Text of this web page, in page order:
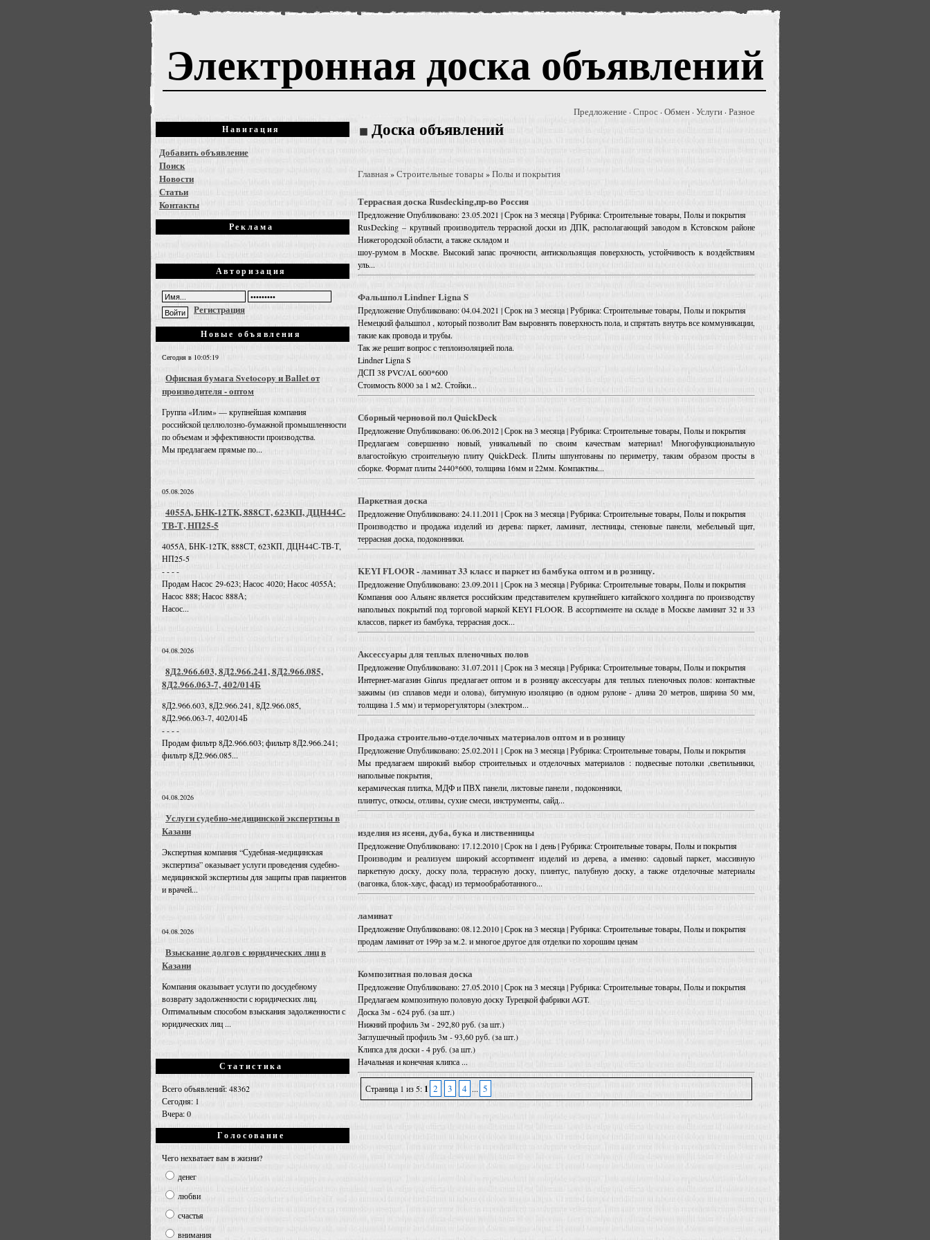
Электронная доска объявлений
Навигация
Добавить объявление
Поиск
Новости
Статьи
Контакты
Реклама
Авторизация
Регистрация
Новые объявления
Сегодня в 10:05:19
Офисная бумага Svetocopy и Ballet от
производителя - оптом
Группа «Илим» — крупнейшая компания
российской целлюлозно-бумажной промышленности
по объемам и эффективности производства.
Мы предлагаем прямые по...
05.08.2026
4055А, БНК-12ТК, 888СТ, 623КП, ДЦН44С-
ТВ-Т, НП25-5
4055А, БНК-12ТК, 888СТ, 623КП, ДЦН44С-ТВ-Т,
НП25-5
- - - -
Продам Насос 29-623; Насос 4020; Насос 4055А;
Насос 888; Насос 888А;
Насос...
04.08.2026
8Д2.966.603, 8Д2.966.241, 8Д2.966.085,
8Д2.966.063-7, 402/014Б
8Д2.966.603, 8Д2.966.241, 8Д2.966.085,
8Д2.966.063-7, 402/014Б
- - - -
Продам фильтр 8Д2.966.603; фильтр 8Д2.966.241;
фильтр 8Д2.966.085...
04.08.2026
Услуги судебно-медицинской экспертизы в
Казани
Экспертная компания “Судебная-медицинская
экспертиза” оказывает услуги проведения судебно-
медицинской экспертизы для защиты прав пациентов
и врачей...
04.08.2026
Взыскание долгов с юридических лиц в
Казани
Компания оказывает услуги по досудебному
возврату задолженности с юридических лиц.
Оптимальным способом взыскания задолженности с
юридических лиц ...
Статистика
Всего объявлений: 48362
Сегодня: 1
Вчера: 0
Голосование
Чего нехватает вам в жизни?
денег
любви
счастья
внимания
Доска объявлений
Предложение · Спрос · Обмен · Услуги · Разное
Главная»Строительные товары»Полы и покрытия
Террасная доска Rusdecking,пр-во Россия
ПредложениеОпубликовано: 23.05.2021 | Срок на 3 месяца | Рубрика: Строительные товары, Полы и покрытия
RusDecking – крупный производитель террасной доски из ДПК, располагающий заводом в Кстовском районе
Нижегородской области, а также складом и
шоу-румом в Москве. Высокий запас прочности, антискользящая поверхность, устойчивость к воздействиям
уль...
Фальшпол Lindner Ligna S
ПредложениеОпубликовано: 04.04.2021 | Срок на 3 месяца | Рубрика: Строительные товары, Полы и покрытия
Немецкий фальшпол , который позволит Вам выровнять поверхность пола, и спрятать внутрь все коммуникации,
такие как провода и трубы.
Так же решит вопрос с теплоизоляцией пола.
Lindner Ligna S
ДСП 38 PVC/AL 600*600
Стоимость 8000 за 1 м2. Стойки...
Сборный черновой пол QuickDeck
ПредложениеОпубликовано: 06.06.2012 | Срок на 3 месяца | Рубрика: Строительные товары, Полы и покрытия
Предлагаем совершенно новый, уникальный по своим качествам материал! Многофункциональную
влагостойкую строительную плиту QuickDeck. Плиты шпунтованы по периметру, таким образом просты в
сборке. Формат плиты 2440*600, толщина 16мм и 22мм. Компактны...
Паркетная доска
ПредложениеОпубликовано: 24.11.2011 | Срок на 3 месяца | Рубрика: Строительные товары, Полы и покрытия
Производство и продажа изделий из дерева: паркет, ламинат, лестницы, стеновые панели, мебельный щит,
террасная доска, подоконники.
KEYI FLOOR - ламинат 33 класс и паркет из бамбука оптом и в розницу.
ПредложениеОпубликовано: 23.09.2011 | Срок на 3 месяца | Рубрика: Строительные товары, Полы и покрытия
Компания ооо Альянс является российским представителем крупнейшего китайского холдинга по производству
напольных покрытий под торговой маркой KEYI FLOOR. В ассортименте на складе в Москве ламинат 32 и 33
классов, паркет из бамбука, террасная доск...
Аксессуары для теплых пленочных полов
ПредложениеОпубликовано: 31.07.2011 | Срок на 3 месяца | Рубрика: Строительные товары, Полы и покрытия
Интернет-магазин Ginrus предлагает оптом и в розницу аксессуары для теплых пленочных полов: контактные
зажимы (из сплавов меди и олова), битумную изоляцию (в одном рулоне - длина 20 метров, ширина 50 мм,
толщина 1.5 мм) и терморегуляторы (электром...
Продажа строительно-отделочных материалов оптом и в розницу
ПредложениеОпубликовано: 25.02.2011 | Срок на 3 месяца | Рубрика: Строительные товары, Полы и покрытия
Мы предлагаем широкий выбор строительных и отделочных материалов : подвесные потолки ,светильники,
напольные покрытия,
керамическая плитка, МДФ и ПВХ панели, листовые панели , подоконники,
плинтус, откосы, отливы, сухие смеси, инструменты, сайд...
изделия из ясеня, дуба, бука и лиственницы
ПредложениеОпубликовано: 17.12.2010 | Срок на 1 день | Рубрика: Строительные товары, Полы и покрытия
Производим и реализуем широкий ассортимент изделий из дерева, а именно: садовый паркет, массивную
паркетную доску, доску пола, террасную доску, плинтус, палубную доску, а также отделочные материалы
(вагонка, блок-хаус, фасад) из термообработанного...
ламинат
ПредложениеОпубликовано: 08.12.2010 | Срок на 3 месяца | Рубрика: Строительные товары, Полы и покрытия
продам ламинат от 199р за м.2. и многое другое для отделки по хорошим ценам
Композитная половая доска
ПредложениеОпубликовано: 27.05.2010 | Срок на 3 месяца | Рубрика: Строительные товары, Полы и покрытия
Предлагаем композитную половую доску Турецкой фабрики AGT.
Доска 3м - 624 руб. (за шт.)
Нижний профиль 3м - 292,80 руб. (за шт.)
Заглушечный профиль 3м - 93,60 руб. (за шт.)
Клипса для доски - 4 руб. (за шт.)
Начальная и конечная клипса ...
Страница 1 из 5:1 2 3 4 ... 5